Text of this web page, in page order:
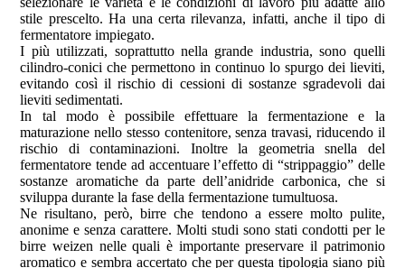
stile prescelto. Ha una certa rilevanza, infatti, anche il tipo di
fermentatore impiegato.
I più utilizzati, soprattutto nella grande industria, sono quelli
cilindro-conici che permettono in continuo lo spurgo dei lieviti,
evitando così il rischio di cessioni di sostanze sgradevoli dai
lieviti sedimentati.
In tal modo è possibile effettuare la fermentazione e la
maturazione nello stesso contenitore, senza travasi, riducendo il
rischio di contaminazioni. Inoltre la geometria snella del
fermentatore tende ad accentuare l’effetto di “strippaggio” delle
sostanze aromatiche da parte dell’anidride carbonica, che si
sviluppa durante la fase della fermentazione tumultuosa.
Ne risultano, però, birre che tendono a essere molto pulite,
anonime e senza carattere. Molti studi sono stati condotti per le
birre weizen nelle quali è importante preservare il patrimonio
aromatico e sembra accertato che per questa tipologia siano più